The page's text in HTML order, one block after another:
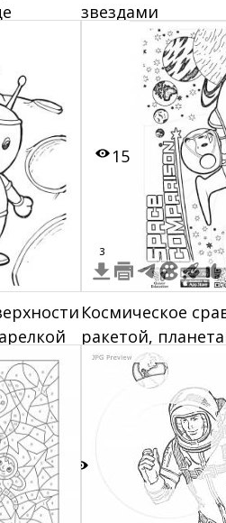
звездами
15
3
Космическое
ракетой,
астронавтом